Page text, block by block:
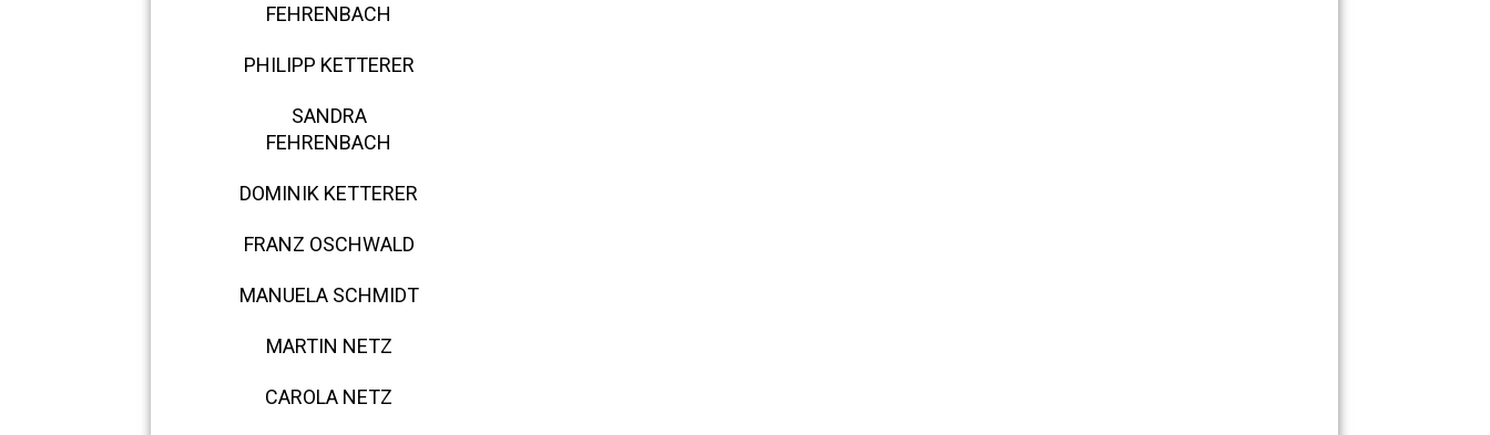
FEHRENBACH
PHILIPP KETTERER
SANDRA
FEHRENBACH
DOMINIK KETTERER
FRANZ OSCHWALD
MANUELA SCHMIDT
MARTIN NETZ
CAROLA NETZ